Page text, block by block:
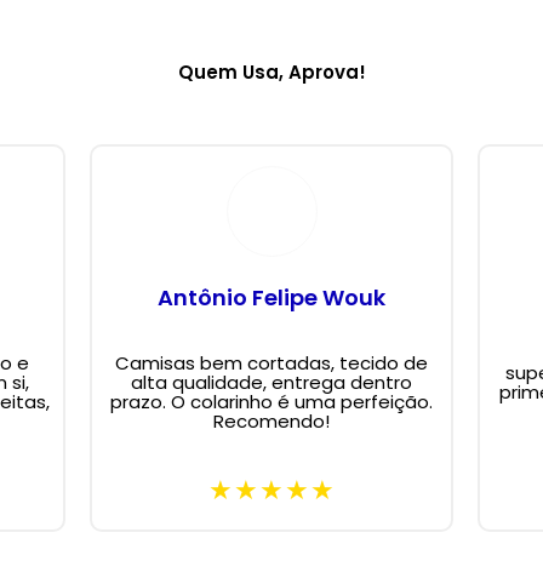
Quem Usa, Aprova!
e
si,
Antônio Felipe Wouk
Camisas bem cortadas, tecido de
alta qualidade, entrega dentro
prazo. O colarinho é uma perfeição.
Recomendo!